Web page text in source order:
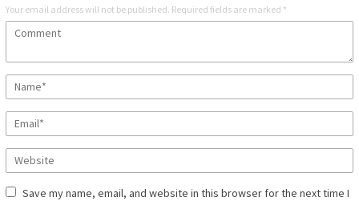
Your email address will not be published. Required fields are marked *
Save my name, email, and website in this browser for the next time I